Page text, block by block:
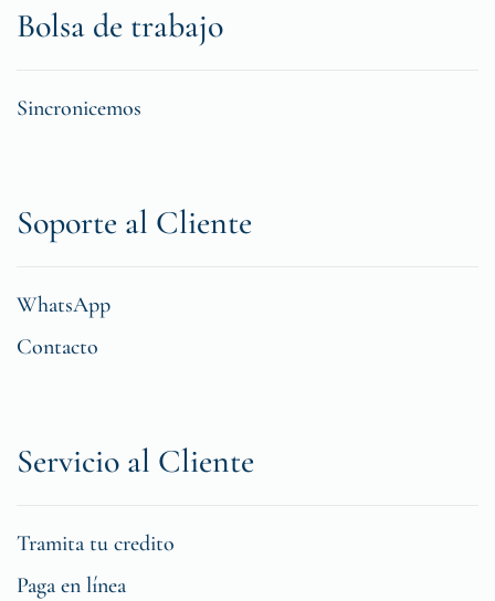
Bolsa de trabajo
Sincronicemos
Soporte al Cliente
WhatsApp
Contacto
Servicio al Cliente
Tramita tu credito
Paga en línea